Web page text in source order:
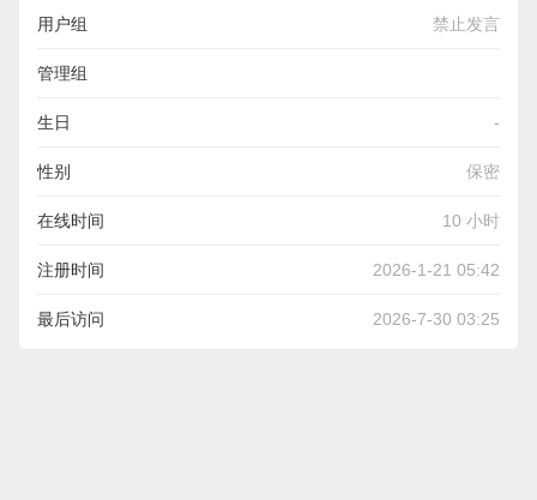
用户组 禁止发言
管理组
生日 -
性别 保密
在线时间 10 小时
注册时间 2026-1-21 05:42
最后访问 2026-7-30 03:25